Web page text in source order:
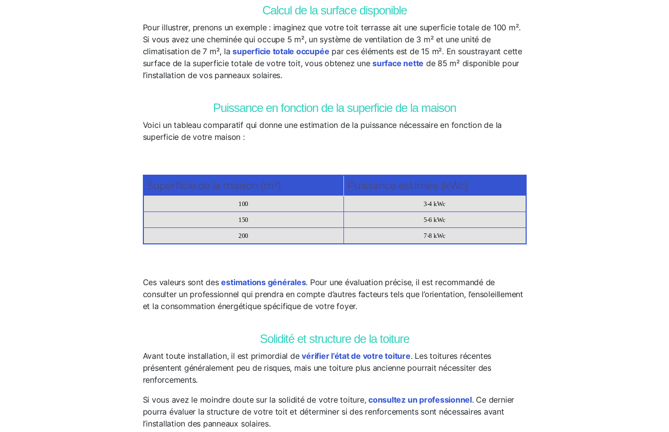
Calcul de la surface disponible
Pour illustrer, prenons un exemple : imaginez que votre toit terrasse ait une superficie totale de 100 m².
Si vous avez une cheminée qui occupe 5 m², un système de ventilation de 3 m² et une unité de
climatisation de 7 m², lasuperficie totale occupée par ces éléments est de 15 m². En soustrayant cette
surface de la superficie totale de votre toit, vous obtenez unesurface nette de 85 m² disponible pour
l’installation de vos panneaux solaires.
Puissance en fonction de la superficie de la maison
Voici un tableau comparatif qui donne une estimation de la puissance nécessaire en fonction de la
superficie de votre maison :
Superficie de la maison (m²) Puissance estimée (kWc)
100 3-4 kWc
150 5-6 kWc
200 7-8 kWc
Ces valeurs sont desestimations générales. Pour une évaluation précise, il est recommandé de
consulter un professionnel qui prendra en compte d’autres facteurs tels que l’orientation, l’ensoleillement
et la consommation énergétique spécifique de votre foyer.
Solidité et structure de la toiture
Avant toute installation, il est primordial devérifier l’état de votre toiture. Les toitures récentes
présentent généralement peu de risques, mais une toiture plus ancienne pourrait nécessiter des
renforcements.
Si vous avez le moindre doute sur la solidité de votre toiture,consultez un professionnel. Ce dernier
pourra évaluer la structure de votre toit et déterminer si des renforcements sont nécessaires avant
l’installation des panneaux solaires.